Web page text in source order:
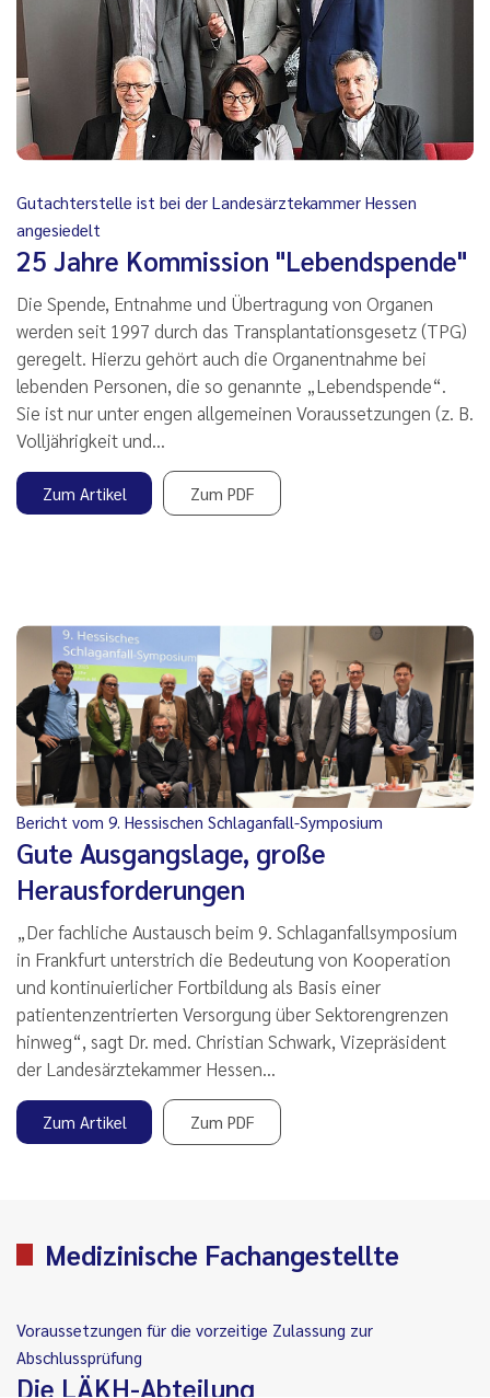
Gutachterstelle ist bei der Landesärztekammer Hessen
angesiedelt
25 Jahre Kommission "Lebendspende"
Die Spende, Entnahme und Übertragung von Organen
werden seit 1997 durch das Transplantationsgesetz (TPG)
geregelt. Hierzu gehört auch die Organentnahme bei
lebenden Personen, die so genannte „Lebendspende“.
Sie ist nur unter engen allgemeinen Voraussetzungen (z. B.
Volljährigkeit und…
Zum Artikel Zum PDF
Bericht vom 9. Hessischen Schlaganfall-Symposium
Gute Ausgangslage, große
Herausforderungen
„Der fachliche Austausch beim 9. Schlaganfallsymposium
in Frankfurt unterstrich die Bedeutung von Kooperation
und kontinuierlicher Fortbildung als Basis einer
patientenzentrierten Versorgung über Sektorengrenzen
hinweg“, sagt Dr. med. Christian Schwark, Vizepräsident
der Landesärztekammer Hessen…
Zum Artikel Zum PDF
Medizinische Fachangestellte
Voraussetzungen für die vorzeitige Zulassung zur
Abschlussprüfung
Die LÄKH-Abteilung